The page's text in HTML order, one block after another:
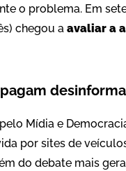
o problema. Em
chegou a avaliar a
Mídia e
por sites de
do debate mais